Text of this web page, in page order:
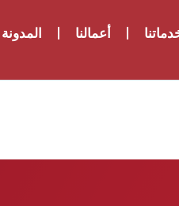
أعمالنا المدونة